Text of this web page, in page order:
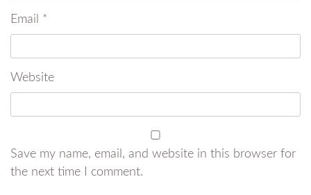
Email *
Website
Save my name, email, and website in this browser for
the next time I comment.